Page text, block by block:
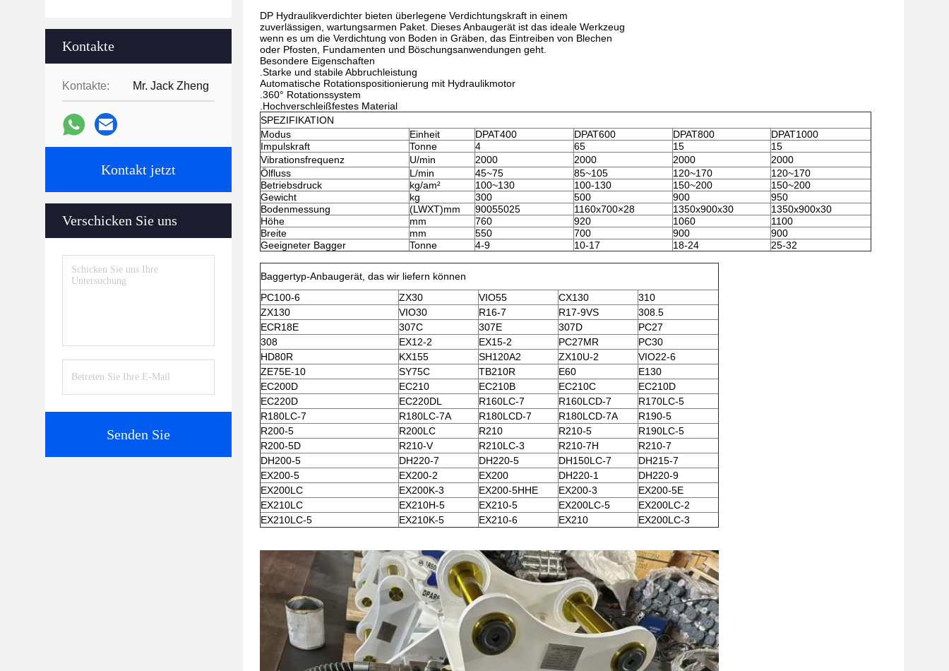
Kontakte
Kontakte: Mr. Jack Zheng
Kontakt jetzt
Verschicken Sie uns
Senden Sie
DP Hydraulikverdichter bieten überlegene Verdichtungskraft in einem
zuverlässigen, wartungsarmen Paket. Dieses Anbaugerät ist das ideale Werkzeug
wenn es um die Verdichtung von Boden in Gräben, das Eintreiben von Blechen
oder Pfosten, Fundamenten und Böschungsanwendungen geht.
Besondere Eigenschaften
.Starke und stabile Abbruchleistung
Automatische Rotationspositionierung mit Hydraulikmotor
.360° Rotationssystem
.Hochverschleißfestes Material
SPEZIFIKATION
Modus
Einheit DPAT400 DPAT600 DPAT800
DPAT1000
Impulskraft
Tonne 4 65 15
15
Vibrationsfrequenz
U/min 2000 2000 2000
2000
Ölfluss
L/min 45~75 85~105 120~170
120~170
Betriebsdruck
kg/am² 100~130 100-130 150~200
150~200
Gewicht
kg 300 500 900
950
Bodenmessung
(LWXT)mm 90055025 1160x700×28 1350x900x30
1350x900x30
Höhe
mm 760 920 1060
1100
Breite
mm 550 700 900
900
Geeigneter Bagger
Tonne 4-9 10-17 18-24 25-32
Baggertyp-Anbaugerät, das wir liefern können
PC100-6
ZX30 VIO55 CX130
310
ZX130
VIO30 R16-7 R17-9VS
308.5
ECR18E
307C 307E 307D
PC27
308
EX12-2 EX15-2 PC27MR
PC30
HD80R
KX155 SH120A2 ZX10U-2
VIO22-6
ZE75E-10
SY75C TB210R E60
E130
EC200D
EC210 EC210B EC210C
EC210D
EC220D
EC220DL R160LC-7 R160LCD-7
R170LC-5
R180LC-7
R180LC-7A R180LCD-7 R180LCD-7A
R190-5
R200-5
R200LC R210 R210-5
R190LC-5
R200-5D
R210-V R210LC-3 R210-7H
R210-7
DH200-5
DH220-7 DH220-5 DH150LC-7
DH215-7
EX200-5
EX200-2 EX200 DH220-1
DH220-9
EX200LC
EX200K-3 EX200-5HHE EX200-3
EX200-5E
EX210LC
EX210H-5 EX210-5 EX200LC-5
EX200LC-2
EX210LC-5
EX210K-5 EX210-6 EX210 EX200LC-3